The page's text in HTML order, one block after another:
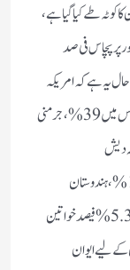
کوٹہ طے کیا گیا ہے،
پر پچاس فی صد
یہ ہے کہ امریکہ
میں 23%، روس میں 15%، برطانیہ میں 32%، فرانس میں 39%، جرمنی
میں 24%بنگلہ دیش
میں 20.6%پاکستان میں 20.2% بھوٹان میں 14.9% ، ہندوستان
میں 12.1%، میانمار میں 11.3%اور شری لنکا میں 5.3%فیصد خواتین
لیے ایوان